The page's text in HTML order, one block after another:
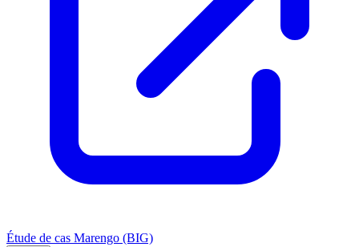
Étude de cas Marengo (BIG)